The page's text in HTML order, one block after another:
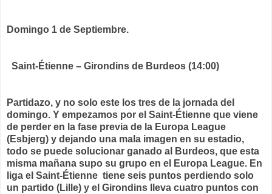
Domingo 1 de Septiembre.
Saint-Étienne – Girondins de Burdeos (14:00)
Partidazo, y no solo este los tres de la jornada del
domingo. Y empezamos por el Saint-Étienne que viene
de perder en la fase previa de la Europa League
(Esbjerg) y dejando una mala imagen en su estadio,
todo se puede solucionar ganado al Burdeos, que esta
misma mañana supo su grupo en el Europa League. En
liga el Saint-Étienne tiene seis puntos perdiendo solo
un partido (Lille) y el Girondins lleva cuatro puntos con